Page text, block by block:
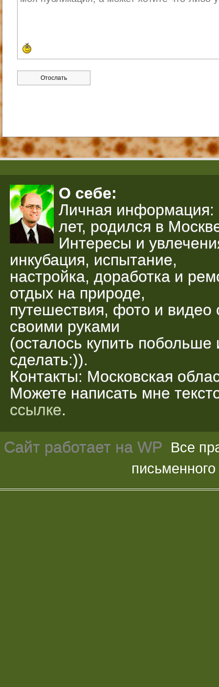
О себе:
Личная информация:
лет, родился в
Интересы и
инкубация, испытание,
настройка, доработка и
отдых на природе,
путешествия, фото и
своими руками
(осталось купить
сделать:)).
Контакты: Московская
Можете написать мне
ссылке.
Сайт работает на WP
Все